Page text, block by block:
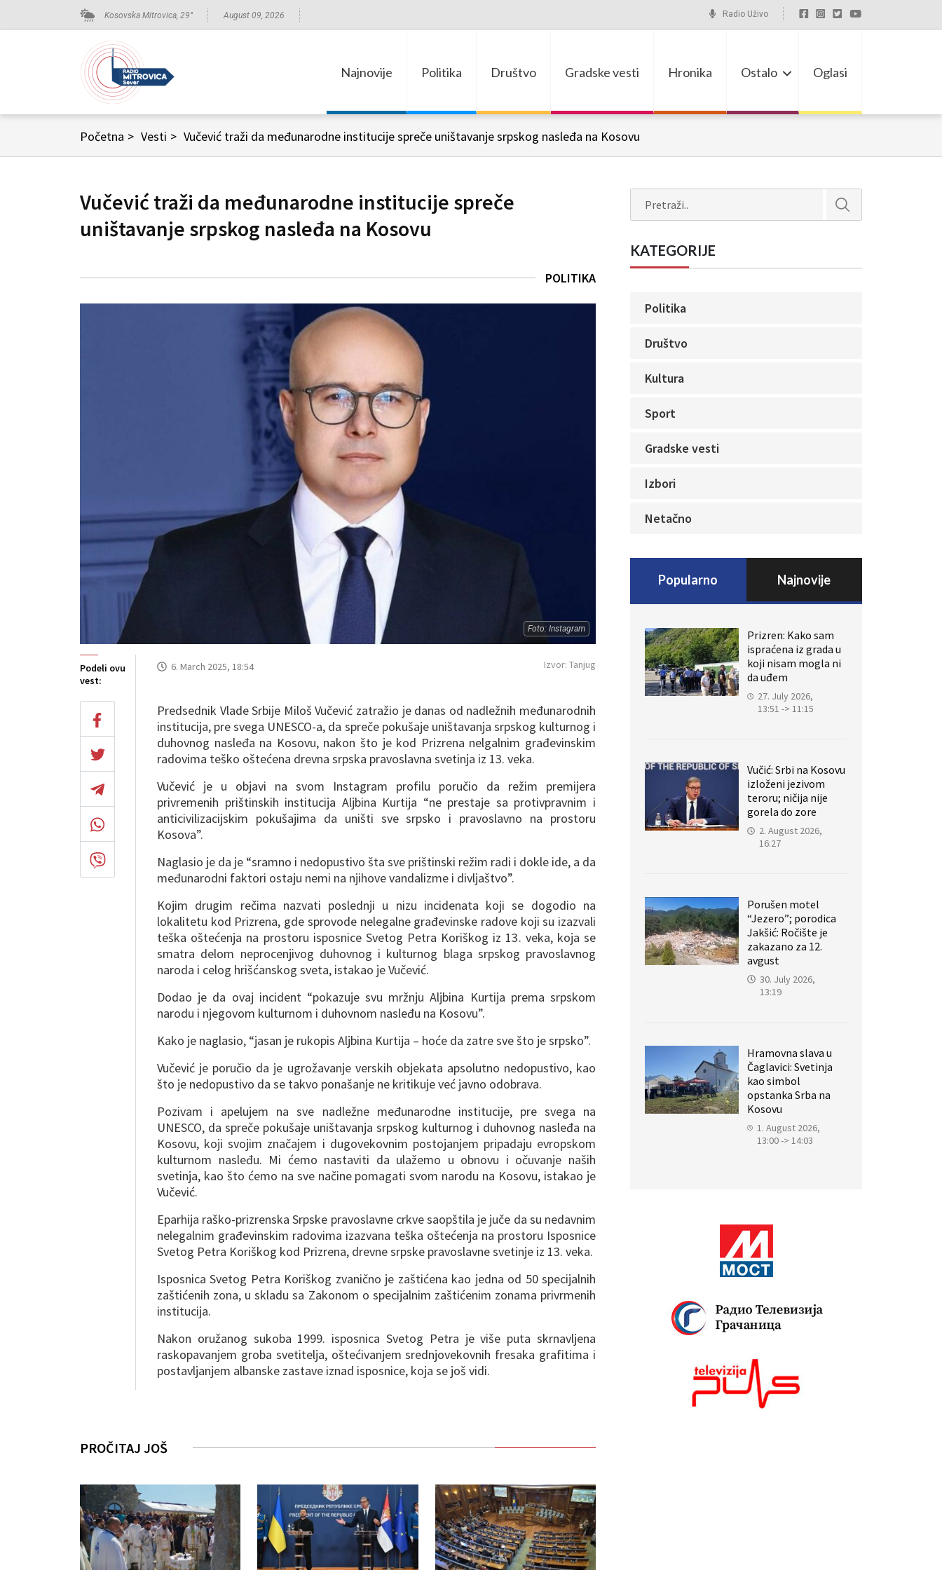
Kosovska Mitrovica, 29° August 09, 2026 Radio Uživo
Najnovije Politika Društvo Gradske vesti Hronika Ostalo Oglasi
Početna > Vesti > Vučević traži da međunarodne institucije spreče uništavanje srpskog nasleđa na Kosovu
Vučević traži da međunarodne institucije spreče
uništavanje srpskog nasleđa na Kosovu
POLITIKA
Foto: Instagram
Podeli ovu
vest:
6. March 2025, 18:54 Izvor: Tanjug
Predsednik Vlade Srbije Miloš Vučević zatražio je danas od nadležnih međunarodnih
institucija, pre svega UNESCO-a, da spreče pokušaje uništavanja srpskog kulturnog i
duhovnog nasleđa na Kosovu, nakon što je kod Prizrena nelgalnim građevinskim
radovima teško oštećena drevna srpska pravoslavna svetinja iz 13. veka.
Vučević je u objavi na svom Instagram profilu poručio da režim premijera
privremenih prištinskih institucija Aljbina Kurtija “ne prestaje sa protivpravnim i
anticivilizacijskim pokušajima da uništi sve srpsko i pravoslavno na prostoru
Kosova”.
Naglasio je da je “sramno i nedopustivo šta sve prištinski režim radi i dokle ide, a da
međunarodni faktori ostaju nemi na njihove vandalizme i divljaštvo”.
Kojim drugim rečima nazvati poslednji u nizu incidenata koji se dogodio na
lokalitetu kod Prizrena, gde sprovode nelegalne građevinske radove koji su izazvali
teška oštećenja na prostoru isposnice Svetog Petra Koriškog iz 13. veka, koja se
smatra delom neprocenjivog duhovnog i kulturnog blaga srpskog pravoslavnog
naroda i celog hrišćanskog sveta, istakao je Vučević.
Dodao je da ovaj incident “pokazuje svu mržnju Aljbina Kurtija prema srpskom
narodu i njegovom kulturnom i duhovnom nasleđu na Kosovu”.
Kako je naglasio, “jasan je rukopis Aljbina Kurtija – hoće da zatre sve što je srpsko”.
Vučević je poručio da je ugrožavanje verskih objekata apsolutno nedopustivo, kao
što je nedopustivo da se takvo ponašanje ne kritikuje već javno odobrava.
Pozivam i apelujem na sve nadležne međunarodne institucije, pre svega na
UNESCO, da spreče pokušaje uništavanja srpskog kulturnog i duhovnog nasleđa na
Kosovu, koji svojim značajem i dugovekovnim postojanjem pripadaju evropskom
kulturnom nasleđu. Mi ćemo nastaviti da ulažemo u obnovu i očuvanje naših
svetinja, kao što ćemo na sve načine pomagati svom narodu na Kosovu, istakao je
Vučević.
Eparhija raško-prizrenska Srpske pravoslavne crkve saopštila je juče da su nedavnim
nelegalnim građevinskim radovima izazvana teška oštećenja na prostoru Isposnice
Svetog Petra Koriškog kod Prizrena, drevne srpske pravoslavne svetinje iz 13. veka.
Isposnica Svetog Petra Koriškog zvanično je zaštićena kao jedna od 50 specijalnih
zaštićenih zona, u skladu sa Zakonom o specijalnim zaštićenim zonama privrmenih
institucija.
Nakon oružanog sukoba 1999. isposnica Svetog Petra je više puta skrnavljena
raskopavanjem groba svetitelja, oštećivanjem srednjovekovnih fresaka grafitima i
postavljanjem albanske zastave iznad isposnice, koja se još vidi.
PROČITAJ JOŠ
KATEGORIJE
Politika
Društvo
Kultura
Sport
Gradske vesti
Izbori
Netačno
Popularno Najnovije
Prizren: Kako sam
ispraćena iz grada u
koji nisam mogla ni
da uđem
27. July 2026,
13:51 -> 11:15
Vučić: Srbi na Kosovu
izloženi jezivom
teroru; ničija nije
gorela do zore
2. August 2026,
16:27
Porušen motel
“Jezero”; porodica
Jakšić: Ročište je
zakazano za 12.
avgust
30. July 2026,
13:19
Hramovna slava u
Čaglavici: Svetinja
kao simbol
opstanka Srba na
Kosovu
1. August 2026,
13:00 -> 14:03